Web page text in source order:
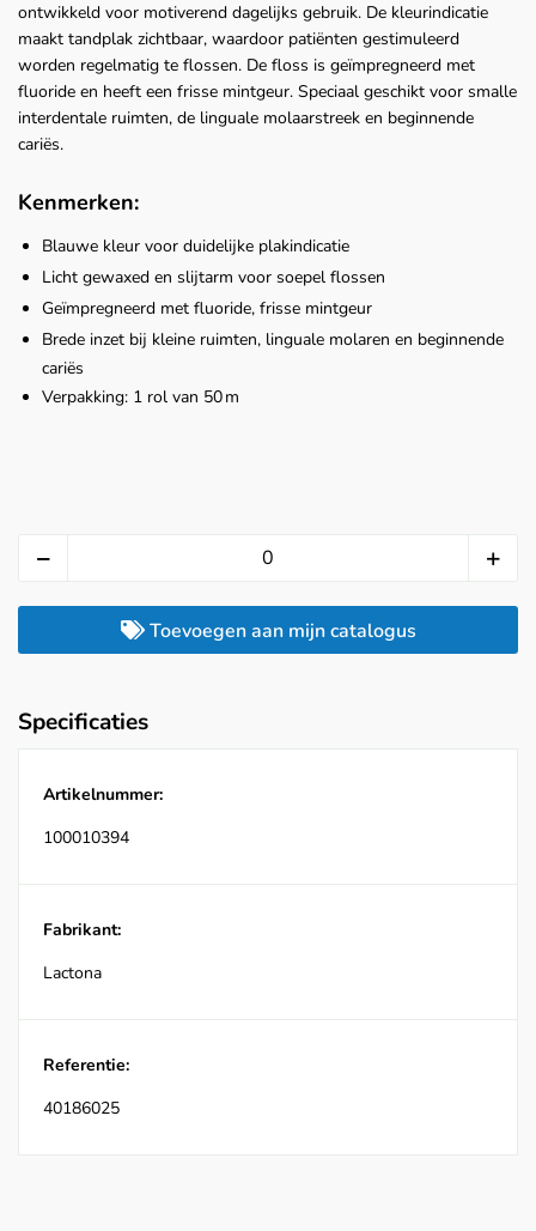
ontwikkeld voor motiverend dagelijks gebruik. De kleurindicatie
maakt tandplak zichtbaar, waardoor patiënten gestimuleerd
worden regelmatig te flossen. De floss is geïmpregneerd met
fluoride en heeft een frisse mintgeur. Speciaal geschikt voor smalle
interdentale ruimten, de linguale molaarstreek en beginnende
cariës.
Kenmerken:
Blauwe kleur voor duidelijke plakindicatie
Licht gewaxed en slijtarm voor soepel flossen
Geïmpregneerd met fluoride, frisse mintgeur
Brede inzet bij kleine ruimten, linguale molaren en beginnende
cariës
Verpakking: 1 rol van 50 m
Toevoegen aan mijn catalogus
Specificaties
Artikelnummer:
100010394
Fabrikant:
Lactona
Referentie:
40186025